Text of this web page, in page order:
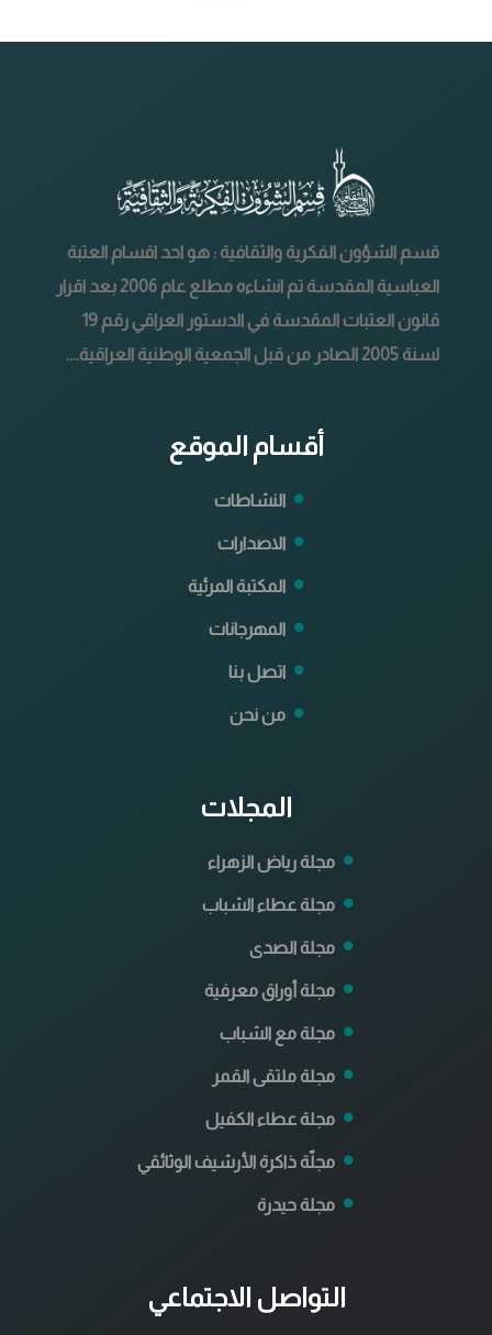
قسم الشؤون الفكرية والثقافية : هو احد اقسام العتبة
العباسية المقدسة تم انشاءه مطلع عام 2006 بعد اقرار
قانون العتبات المقدسة في الدستور العراقي رقم 19
لسنة 2005 الصادر من قبل الجمعية الوطنية العراقية....
أقسام الموقع
النشاطات
الاصدارات
المكتبة المرئية
المهرجانات
اتصل بنا
من نحن
المجلات
مجلة رياض الزهراء
مجلة عطاء الشباب
مجلة الصدى
مجلة أوراق معرفية
مجلة مع الشباب
مجلة ملتقى القمر
مجلة عطاء الكفيل
مجلّة ذاكرة الأرشيف الوثائقي
مجلة حيدرة
التواصل الاجتماعي